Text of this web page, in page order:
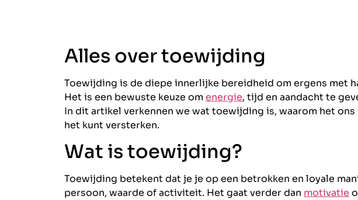
Alles over toewijding
Toewijding is de diepe innerlijke bereidheid om ergens met
Het is een bewuste keuze omenergie, tijd en aandacht te
In dit artikel verkennen we wat toewijding is, waarom het
het kunt versterken.
Wat is toewijding?
Toewijding betekent dat je je op een betrokken en loyale
persoon, waarde of activiteit. Het gaat verder dan motivatie